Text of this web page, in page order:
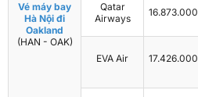
Vé máy bay
Hà Nội đi
Oakland
(HAN - OAK)
Qatar
Airways
16.873.000
EVA Air 17.426.000